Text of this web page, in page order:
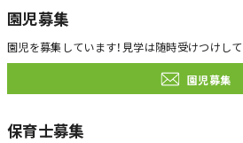
園児募集
園児を募集しています！ 見学は随時受けつけして
園児募集
保育士募集